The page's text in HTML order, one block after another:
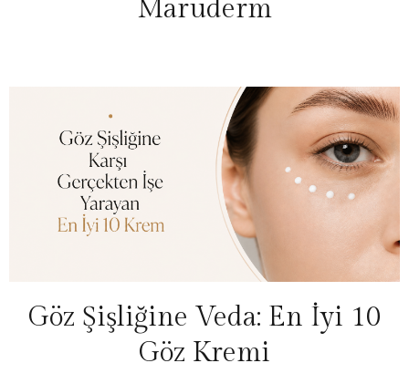
Maruderm
Göz Şişliğine Veda: En İyi 10
Göz Kremi